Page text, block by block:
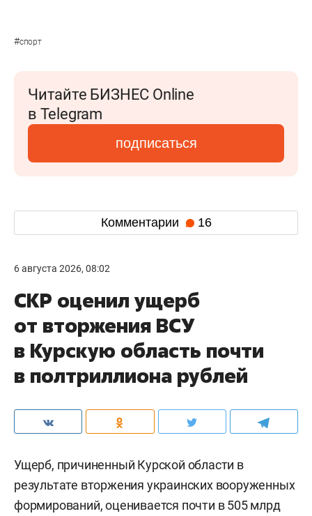
#спорт
Читайте БИЗНЕС Online
в Telegram
подписаться
Комментарии 16
6 августа 2026, 08:02
СКР оценил ущерб
от вторжения ВСУ
в Курскую область почти
в полтриллиона рублей
Ущерб, причиненный Курской области в
результате вторжения украинских вооруженных
формирований, оценивается почти в 505 млрд